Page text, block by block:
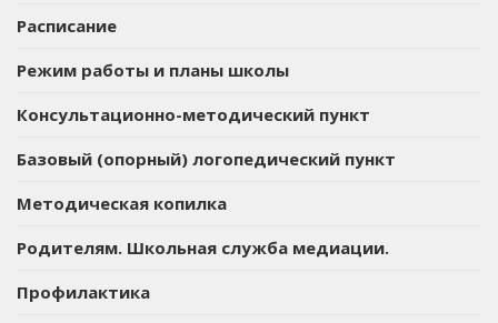
Расписание
Режим работы и планы школы
Консультационно-методический пункт
Базовый (опорный) логопедический пункт
Методическая копилка
Родителям. Школьная служба медиации.
Профилактика